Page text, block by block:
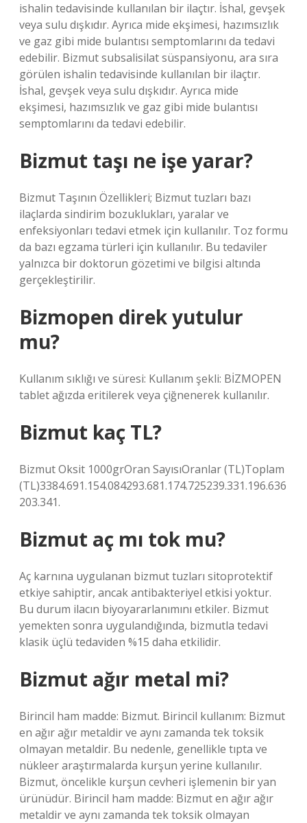
ishalin tedavisinde kullanılan bir ilaçtır. İshal, gevşek
veya sulu dışkıdır. Ayrıca mide ekşimesi, hazımsızlık
ve gaz gibi mide bulantısı semptomlarını da tedavi
edebilir. Bizmut subsalisilat süspansiyonu, ara sıra
görülen ishalin tedavisinde kullanılan bir ilaçtır.
İshal, gevşek veya sulu dışkıdır. Ayrıca mide
ekşimesi, hazımsızlık ve gaz gibi mide bulantısı
semptomlarını da tedavi edebilir.
Bizmut taşı ne işe yarar?
Bizmut Taşının Özellikleri; Bizmut tuzları bazı
ilaçlarda sindirim bozuklukları, yaralar ve
enfeksiyonları tedavi etmek için kullanılır. Toz formu
da bazı egzama türleri için kullanılır. Bu tedaviler
yalnızca bir doktorun gözetimi ve bilgisi altında
gerçekleştirilir.
Bizmopen direk yutulur
mu?
Kullanım sıklığı ve süresi: Kullanım şekli: BİZMOPEN
tablet ağızda eritilerek veya çiğnenerek kullanılır.
Bizmut kaç TL?
Bizmut Oksit 1000grOran SayısıOranlar (TL)Toplam
(TL)3384.691.154.084293.681.174.725239.331.196.636
203.341.
Bizmut aç mı tok mu?
Aç karnına uygulanan bizmut tuzları sitoprotektif
etkiye sahiptir, ancak antibakteriyel etkisi yoktur.
Bu durum ilacın biyoyararlanımını etkiler. Bizmut
yemekten sonra uygulandığında, bizmutla tedavi
klasik üçlü tedaviden %15 daha etkilidir.
Bizmut ağır metal mi?
Birincil ham madde: Bizmut. Birincil kullanım: Bizmut
en ağır ağır metaldir ve aynı zamanda tek toksik
olmayan metaldir. Bu nedenle, genellikle tıpta ve
nükleer araştırmalarda kurşun yerine kullanılır.
Bizmut, öncelikle kurşun cevheri işlemenin bir yan
ürünüdür. Birincil ham madde: Bizmut en ağır ağır
metaldir ve aynı zamanda tek toksik olmayan